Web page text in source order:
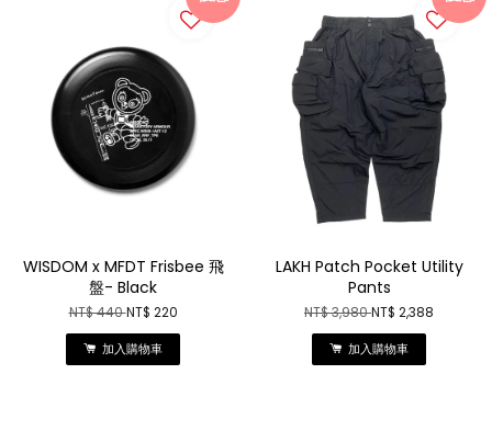
WISDOM x MFDT Frisbee 飛
盤- Black
NT$ 440NT$ 220
加入購物車
LAKH Patch Pocket Utility
Pants
NT$ 3,980NT$ 2,388
加入購物車